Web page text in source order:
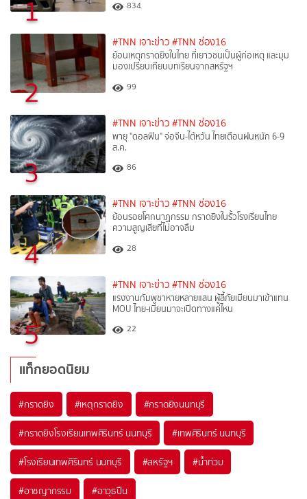
1 834
2
#TNN เจาะข่าว #TNN ช่อง16
ย้อนเหตุกราดยิงในไทย ที่เยาวชนเป็นผู้ก่อเหตุ และมุม
มองเปรียบเทียบบทเรียนจากสหรัฐฯ
99
3
#TNN เจาะข่าว #TNN ช่อง16
พายุ "ดอลฟิน" จ่อจีน-ไต้หวัน ไทยเตือนฝนหนัก 6-9
ส.ค.
86
4
#TNN เจาะข่าว #TNN ช่อง16
ย้อนรอยโศกนาฏกรรม กราดยิงในรั้วโรงเรียนไทย
ความสูญเสียที่ไม่อาจลืม
28
5
#TNN เจาะข่าว #TNN ช่อง16
แรงงานกัมพูชาหายหลายแสน ผู้ลี้ภัยเมียนมาเข้าแทน
MOU ไทย-เมียนมาจะเปิดทางแค่ไหน
22
แท็กยอดนิยม
#กราดยิง #เหตุกราดยิง #กราดยิงนนทบุรี
#กราดยิงโรงเรียนเทพศิรินทร์ นนทบุรี #เทพศิรินทร์ นนทบุรี
#โรงเรียนเทพศิรินทร์ นนทบุรี #สหรัฐฯ #น้ำท่วม
#อาชญากรรม #อาวุธปืน